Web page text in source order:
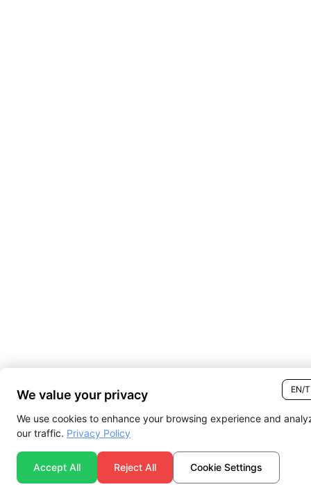
EN/
We value your privacy
We use cookies to enhance your browsing experience and
our traffic. Privacy Policy
Accept All Reject All Cookie Settings